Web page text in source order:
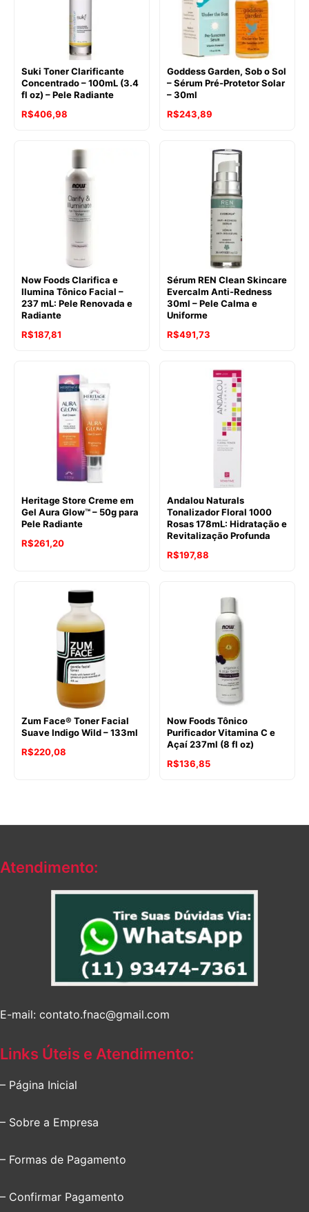
Suki Toner Clarificante
Concentrado – 100mL (3.4
fl oz) – Pele Radiante
R$406,98
Goddess Garden, Sob o Sol
– Sérum Pré-Protetor Solar
– 30ml
R$243,89
Now Foods Clarifica e
Ilumina Tônico Facial –
237 mL: Pele Renovada e
Radiante
R$187,81
Sérum REN Clean Skincare
Evercalm Anti-Redness
30ml – Pele Calma e
Uniforme
R$491,73
Heritage Store Creme em
Gel Aura Glow™ – 50g para
Pele Radiante
R$261,20
Andalou Naturals
Tonalizador Floral 1000
Rosas 178mL: Hidratação e
Revitalização Profunda
R$197,88
Zum Face® Toner Facial
Suave Indigo Wild – 133ml
R$220,08
Now Foods Tônico
Purificador Vitamina C e
Açaí 237ml (8 fl oz)
R$136,85
Atendimento:
E-mail: contato.fnac@gmail.com
Links Úteis e Atendimento:
– Página Inicial
– Sobre a Empresa
– Formas de Pagamento
– Confirmar Pagamento